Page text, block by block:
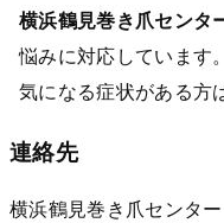
横浜鶴見巻き爪センタ
悩みに対応しています。
気になる症状がある方
連絡先
横浜鶴見巻き爪センター